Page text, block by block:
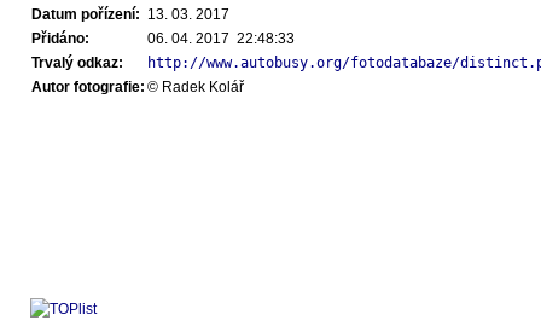
Datum pořízení: 13. 03. 2017
Přidáno:
06. 04. 2017 22:48:33
Trvalý odkaz:
http://www.autobusy.org/fotodatabaze/
Autor fotografie: © Radek Kolář